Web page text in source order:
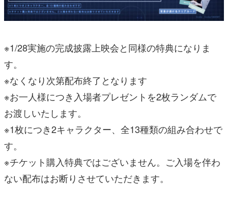
※1/28実施の完成披露上映会と同様の特典になりま
す。
※なくなり次第配布終了となります
※お一人様につき入場者プレゼントを2枚ランダムで
お渡しいたします。
※1枚につき2キャラクター、全13種類の組み合わせで
す。
※チケット購入特典ではございません。ご入場を伴わ
ない配布はお断りさせていただきます。